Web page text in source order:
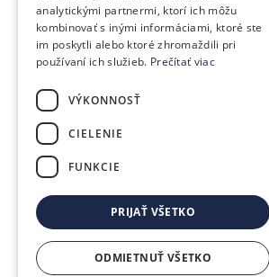
POLISH
HUNGARIAN
analytickými partnermi, ktorí ich môžu
kombinovať s inými informáciami, ktoré ste
im poskytli alebo ktoré zhromaždili pri
používaní ich služieb. Prečítať viac
VÝKONNOSŤ
CIELENIE
FUNKCIE
PRIJAŤ VŠETKO
ODMIETNUŤ VŠETKO